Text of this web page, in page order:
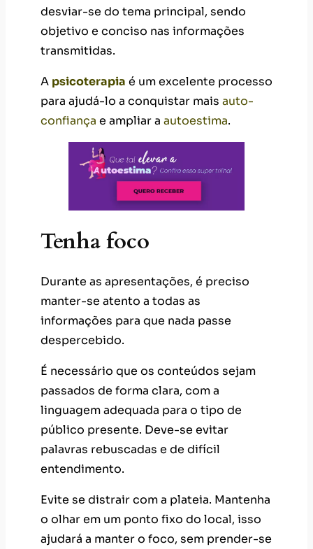
desviar-se do tema principal, sendo
objetivo e conciso nas informações
transmitidas.
A psicoterapia é um excelente processo
para ajudá-lo a conquistar mais auto-
confiança e ampliar a autoestima.
Tenha foco
Durante as apresentações, é preciso
manter-se atento a todas as
informações para que nada passe
despercebido.
É necessário que os conteúdos sejam
passados de forma clara, com a
linguagem adequada para o tipo de
público presente. Deve-se evitar
palavras rebuscadas e de difícil
entendimento.
Evite se distrair com a plateia. Mantenha
o olhar em um ponto fixo do local, isso
ajudará a manter o foco, sem prender-se